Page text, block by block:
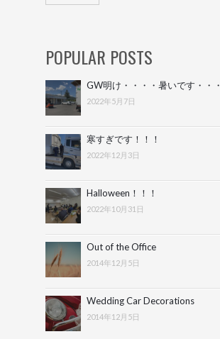
POPULAR POSTS
GW明け・・・・暑いです・・・
2022年5月7日
寒すぎです！！！
2022年12月3日
Halloween！！！
2022年10月31日
Out of the Office
2014年12月5日
Wedding Car Decorations
2014年12月5日